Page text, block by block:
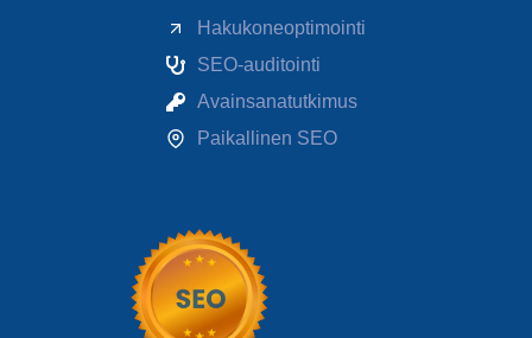
Hakukoneoptimointi
SEO-auditointi
Avainsanatutkimus
Paikallinen SEO